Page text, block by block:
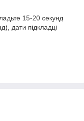
15-20 секунд
дати підкладці